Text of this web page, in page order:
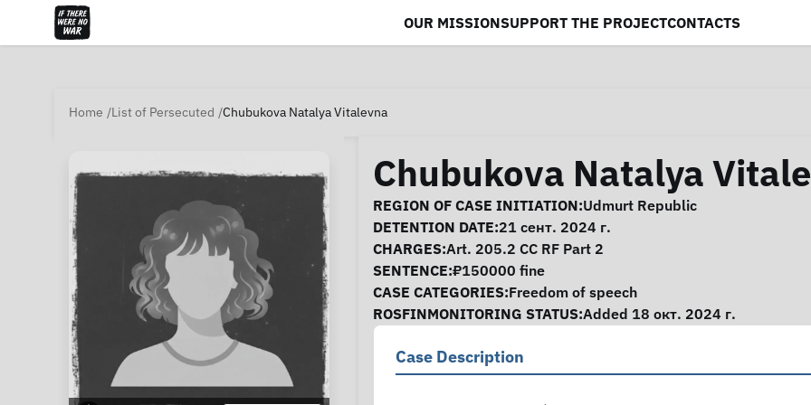
OUR MISSIONSUPPORT THE PROJECTCONTACTS
Home List of Persecuted Chubukova Natalya Vitalevna
Chubukova Natalya
Case Information
REGION OF CASE INITIATION:Udmurt Republic
DETENTION DATE:21 сент. 2024 г.
CHARGES:Art. 205.2 CC RF Part 2
SENTENCE:₽150000 fine
CASE CATEGORIES:Freedom of speech
ROSFINMONITORING STATUS:Added 18 окт. 2024 г.
Case Description